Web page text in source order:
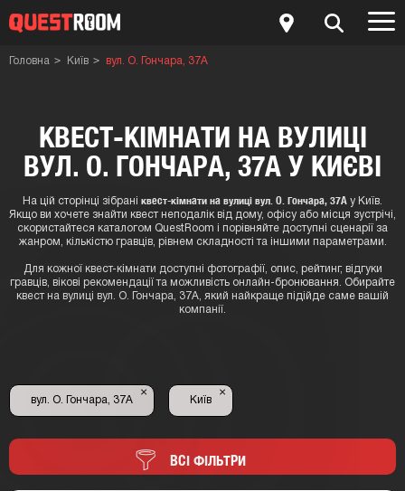
Головна Київ вул. О. Гончара, 37А
КВЕСТ-КІМНАТИ НА ВУЛИЦІ
ВУЛ. О. ГОНЧАРА, 37А У КИЄВІ
На цій сторінці зібрані квест-кімнати на вулиці вул. О. Гончара, 37А у Київ.
Якщо ви хочете знайти квест неподалік від дому, офісу або місця зустрічі,
скористайтеся каталогом QuestRoom і порівняйте доступні сценарії за
жанром, кількістю гравців, рівнем складності та іншими параметрами.
Для кожної квест-кімнати доступні фотографії, опис, рейтинг, відгуки
гравців, вікові рекомендації та можливість онлайн-бронювання. Обирайте
квест на вулиці вул. О. Гончара, 37А, який найкраще підійде саме вашій
компанії.
вул. О. Гончара, 37А
×
Київ
×
ВСІ ФІЛЬТРИ